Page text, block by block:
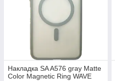
Накладка SA A576 gray Matte
Color Magnetic Ring WAVE